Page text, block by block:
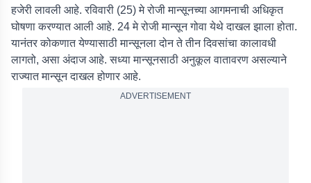
हजेरी लावली आहे. रविवारी (25) मे रोजी मान्सूनच्या आगमनाची अधिकृत
घोषणा करण्यात आली आहे. 24 मे रोजी मान्सून गोवा येथे दाखल झाला होता.
यानंतर कोकणात येण्यासाठी मान्सूनला दोन ते तीन दिवसांचा कालावधी
लागतो, असा अंदाज आहे. सध्या मान्सूनसाठी अनुकूल वातावरण असल्याने
राज्यात मान्सून दाखल होणार आहे.
ADVERTISEMENT